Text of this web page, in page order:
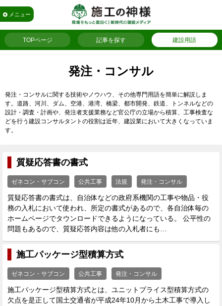
メニュー
TOPページ 記事を探す 建設用語
発注・コンサル
発注・コンサルに関する技術やノウハウ、その他専門用語を簡単に解説しま
す。道路、河川、ダム、空港、港湾、橋梁、都市開発、鉄道、トンネルなどの
設計・調査・計画や、発注者支援業務など官公庁の立場から積算、工事検査な
どを行う建設コンサルタントの役割は近年、建設業において大きくなっていま
す。
質疑応答書の書式
ゼネコン・サブコン 公共工事 法規 発注・コンサル
質疑応答書の書式は、自治体などの政府系機関の工事や物品・役
務の入札において使われ、所定の書式があるので、各自治体毎の
ホームページでタウンロードできるようになっている。 公平性の
問題もあるので、質疑応答内容は他の入札者にも…
施工パッケージ型積算方式
ゼネコン・サブコン 公共工事 発注・コンサル
施工パッケージ型積算方式とは、ユニットプライス型積算方式の
欠点を是正して国土交通省が平成24年10月から土木工事で導入し